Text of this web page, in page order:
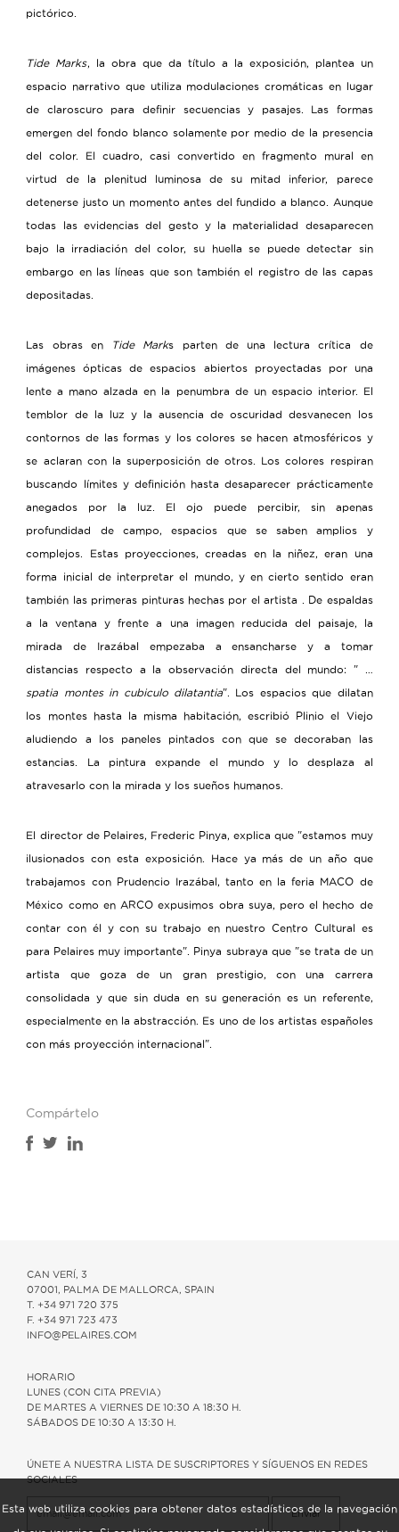
Esta web utiliza cookies para obtener datos estadísticos de la navegación
pictórico.
Tide Marks, la obra que da título a la exposición, plantea un
espacio narrativo que utiliza modulaciones cromáticas en lugar
de claroscuro para definir secuencias y pasajes. Las formas
emergen del fondo blanco solamente por medio de la presencia
del color. El cuadro, casi convertido en fragmento mural en
virtud de la plenitud luminosa de su mitad inferior, parece
detenerse justo un momento antes del fundido a blanco. Aunque
todas las evidencias del gesto y la materialidad desaparecen
bajo la irradiación del color, su huella se puede detectar sin
embargo en las líneas que son también el registro de las capas
depositadas.
Las obras en Tide Marks parten de una lectura crítica de
imágenes ópticas de espacios abiertos proyectadas por una
lente a mano alzada en la penumbra de un espacio interior. El
temblor de la luz y la ausencia de oscuridad desvanecen los
contornos de las formas y los colores se hacen atmosféricos y
se aclaran con la superposición de otros. Los colores respiran
buscando límites y definición hasta desaparecer prácticamente
anegados por la luz. El ojo puede percibir, sin apenas
profundidad de campo, espacios que se saben amplios y
complejos. Estas proyecciones, creadas en la niñez, eran una
forma inicial de interpretar el mundo, y en cierto sentido eran
también las primeras pinturas hechas por el artista . De espaldas
a la ventana y frente a una imagen reducida del paisaje, la
mirada de Irazábal empezaba a ensancharse y a tomar
distancias respecto a la observación directa del mundo: " …
spatia montes in cubiculo dilatantia". Los espacios que dilatan
los montes hasta la misma habitación, escribió Plinio el Viejo
aludiendo a los paneles pintados con que se decoraban las
estancias. La pintura expande el mundo y lo desplaza al
atravesarlo con la mirada y los sueños humanos.
El director de Pelaires, Frederic Pinya, explica que "estamos muy
ilusionados con esta exposición. Hace ya más de un año que
trabajamos con Prudencio Irazábal, tanto en la feria MACO de
México como en ARCO expusimos obra suya, pero el hecho de
contar con él y con su trabajo en nuestro Centro Cultural es
para Pelaires muy importante". Pinya subraya que "se trata de un
artista que goza de un gran prestigio, con una carrera
consolidada y que sin duda en su generación es un referente,
especialmente en la abstracción. Es uno de los artistas españoles
con más proyección internacional".
Compártelo
CAN VERÍ, 3
07001, PALMA DE MALLORCA, SPAIN
T. +34 971 720 375
F. +34 971 723 473
INFO@PELAIRES.COM
HORARIO
LUNES (CON CITA PREVIA)
DE MARTES A VIERNES DE 10:30 A 18:30 H.
SÁBADOS DE 10:30 A 13:30 H.
ÚNETE A NUESTRA LISTA DE SUSCRIPTORES Y SÍGUENOS EN REDES
SOCIALES
Enviar